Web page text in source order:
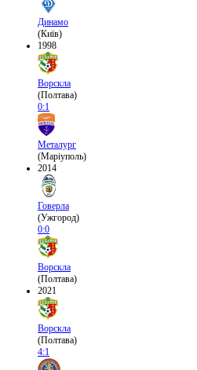
Динамо
(Київ)
1998
Ворскла
(Полтава)
0:1
Металург
(Маріуполь)
2014
Говерла
(Ужгород)
0:0
Ворскла
(Полтава)
2021
Ворскла
(Полтава)
4:1